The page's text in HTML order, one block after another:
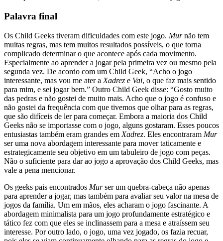
Palavra final
Os Child Geeks tiveram dificuldades com este jogo. Murnão tem
muitas regras, mas tem muitos resultados possíveis, o que torna
complicado determinar o que acontece após cada movimento.
Especialmente ao aprender a jogar pela primeira vez ou mesmo pela
segunda vez. De acordo com um Child Geek, “Acho o jogo
interessante, mas vou me ater a Xadrez e Vai, o que faz mais sentido
para mim, e sei jogar bem.” Outro Child Geek disse: “Gosto muito
das pedras e não gostei de muito mais. Acho que o jogo é confuso e
não gostei da frequência com que tivemos que olhar para as regras,
que são difíceis de ler para começar. Embora a maioria dos Child
Geeks não se importasse com o jogo, alguns gostaram. Esses poucos
entusiastas também eram grandes em Xadrez. Eles encontraram Mur
ser uma nova abordagem interessante para mover taticamente e
estrategicamente seu objetivo em um tabuleiro de jogo com peças.
Não o suficiente para dar ao jogo a aprovação dos Child Geeks, mas
vale a pena mencionar.
Os geeks pais encontrados Murser um quebra-cabeça não apenas
para aprender a jogar, mas também para avaliar seu valor na mesa de
jogos da família. Um em mãos, eles acharam o jogo fascinante. A
abordagem minimalista para um jogo profundamente estratégico e
tático fez com que eles se inclinassem para a mesa e atraíssem seu
interesse. Por outro lado, o jogo, uma vez jogado, os fazia recuar,